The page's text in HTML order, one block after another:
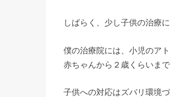
しばらく、少し子供の治療
僕の治療院には、小児のア
赤ちゃんから２歳くらいま
子供への対応はズバリ環境づ